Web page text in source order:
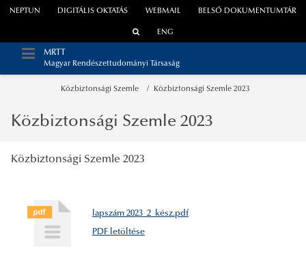
WEBMAIL
NEPTUN DIGITÁLIS OKTATÁS BELSŐ DOKUMENTUMTÁR
ENG
MRTT
Magyar Rendészettudományi Társaság
Közbiztonsági Szemle Közbiztonsági Szemle 2023
Közbiztonsági Szemle 2023
Közbiztonsági Szemle 2023
lapszám 2023_2_kész.pdf
PDF letöltése